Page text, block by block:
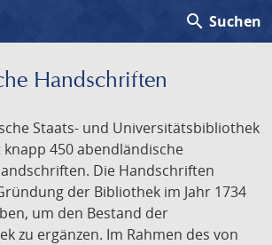
search Suchen
Handschriften
Staats- und Universitätsbibliothek
450 abendländische
Die Handschriften
der Bibliothek im Jahr 1734
um den Bestand der
zu ergänzen. Im Rahmen des von